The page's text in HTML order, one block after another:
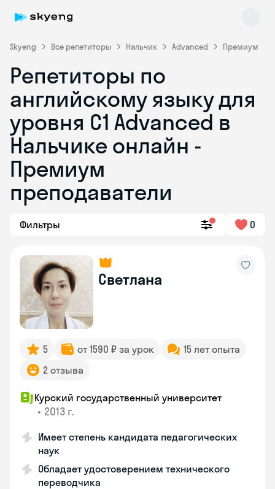
Skyeng Все репетиторы Нальчик Advanced Премиум
Репетиторы по
английскому языку для
уровня C1 Advanced в
Нальчике онлайн -
Премиум
преподаватели
Фильтры 0
Светлана
5 от 1590 ₽ за урок
15 лет опыта
2 отзыва
Курский государственный университет
• 2013 г.
Имеет степень кандидата педагогических
наук
Обладает удостоверением технического
переводчика
online